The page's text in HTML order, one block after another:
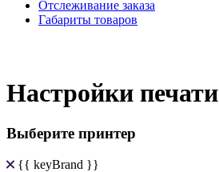
Отслеживание заказа
Габариты товаров
Настройки печати
Выберите принтер
{{ keyBrand }}